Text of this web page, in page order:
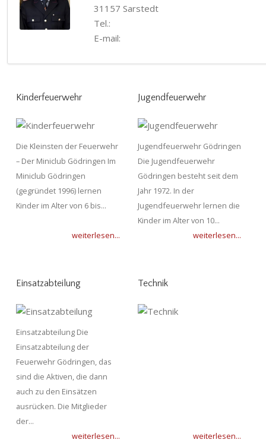
31157 Sarstedt
Tel.:
E-mail:
Kinderfeuerwehr
Die Kleinsten der Feuerwehr
– Der Miniclub Gödringen Im
Miniclub Gödringen
(gegründet 1996) lernen
Kinder im Alter von 6 bis...
weiterlesen...
Jugendfeuerwehr
Jugendfeuerwehr Gödringen
Die Jugendfeuerwehr
Gödringen besteht seit dem
Jahr 1972. In der
Jugendfeuerwehr lernen die
Kinder im Alter von 10...
weiterlesen...
Einsatzabteilung
Einsatzabteilung Die
Einsatzabteilung der
Feuerwehr Gödringen, das
sind die Aktiven, die dann
auch zu den Einsätzen
ausrücken. Die Mitglieder
der...
weiterlesen...
Technik
weiterlesen...